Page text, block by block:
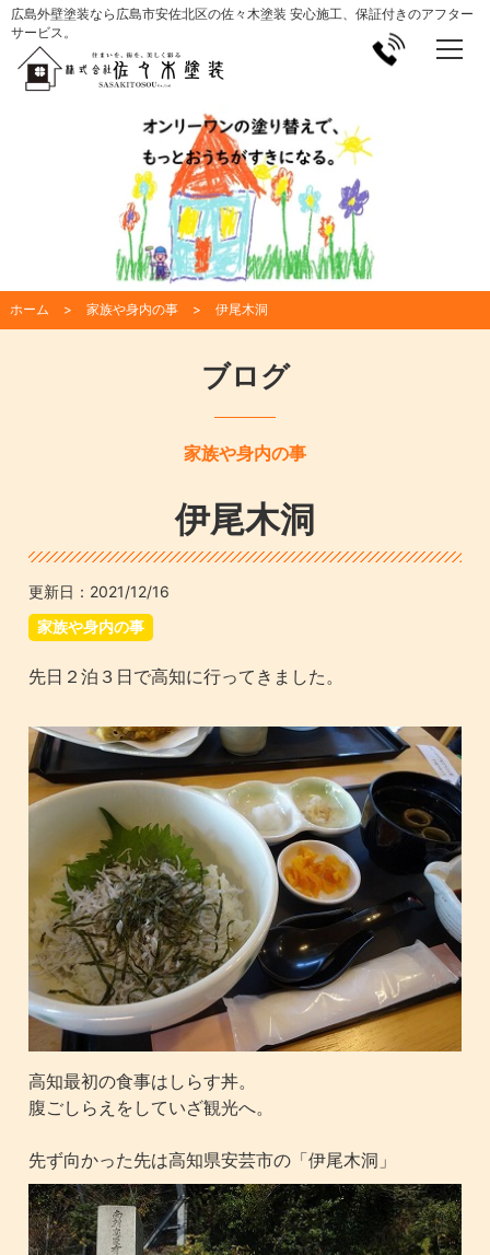
広島外壁塗装なら広島市安佐北区の佐々木塗装 安心施工、保証付きのアフター
サービス。
ホーム 家族や身内の事 伊尾木洞
ブログ
家族や身内の事
伊尾木洞
更新日： 2021/12/16
家族や身内の事
先日２泊３日で高知に行ってきました。
高知最初の食事はしらす丼。
腹ごしらえをしていざ観光へ。
先ず向かった先は高知県安芸市の「伊尾木洞」